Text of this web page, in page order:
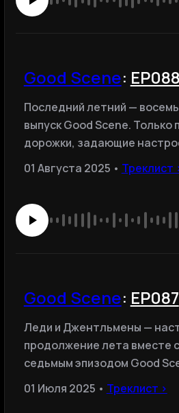
Good Scene: EP088
Последний летний —
выпуск Good Scene. Только
дорожки, задающие
01 Августа 2025 • Треклист
Good Scene: EP087
Леди и Джентльмены —
продолжение лета вместе
седьмым эпизодом Good
01 Июля 2025 • Треклист ›